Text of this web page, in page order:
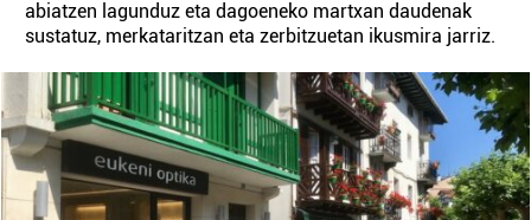
abiatzen lagunduz eta dagoeneko martxan daudenak
sustatuz, merkataritzan eta zerbitzuetan ikusmira jarriz.